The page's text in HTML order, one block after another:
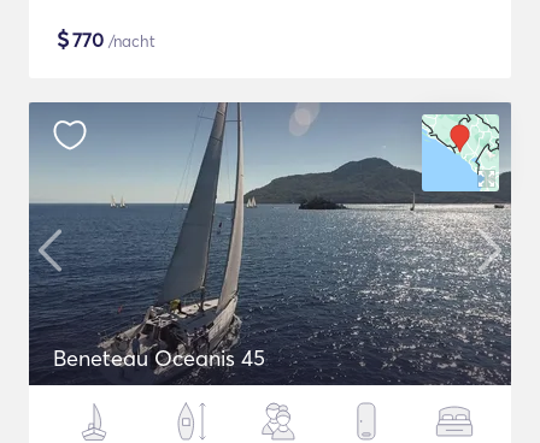
$770 /nacht
Beneteau Oceanis 45